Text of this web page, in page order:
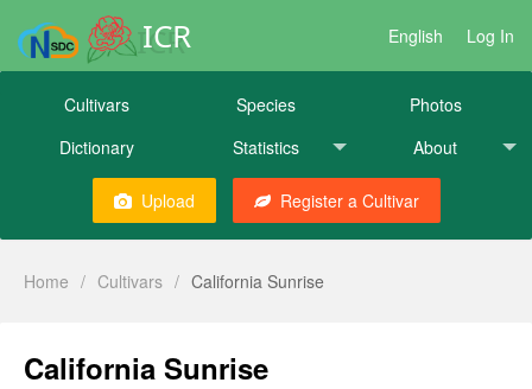
ICR English Log In
Cultivars Species
Photos
Dictionary
Statistics About
Upload Register a Cultivar
Home / Cultivars / California Sunrise
California Sunrise